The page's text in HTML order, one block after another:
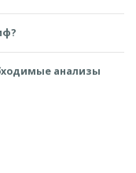
анализы